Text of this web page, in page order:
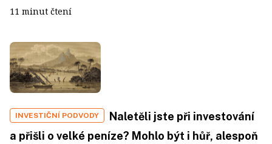
11 minut čtení
INVESTIČNÍ PODVODY
Naletěli jste při investování
a přišli o velké peníze? Mohlo být i hůř, alespoň